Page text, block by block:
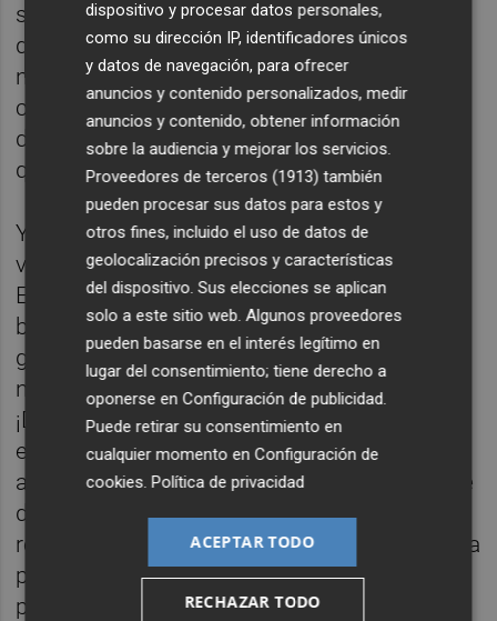
siempre, SIEMPRE te acabas llevando una
decepción. El Psoe va a psoear, es su
naturaleza. Pero no vamos a dejar que esa
certeza nos arruine unos días de magia y
diversión. Especialmente si al final resulta
que arranca la Tercera Guerra Mundial.
Y nuestra recomendación cultural, nos
vamos a otro momento histórico en el que
Estados Unidos chapoteaba en el ambiente
bélico. Aunque, en este caso, se trata de la
guerra de Vietnam. Hablamos de Per què la
nit?, de Joanjo Garcia (L'Agulla Daurada).
¡Dentro sinopsis!“El mateix dia que Cass
entra a l’adolescència, Jackie Kennedy és
assassinada a Dallas. Tot Lafuente, un poble
de l’interior de Califòrnia, està decidit a
resoldre el misteri que hi ha rere la mort de la
primera dama i entra en una espiral de
paranoia i destrucció. En aquest context, en
dispositivo y procesar datos personales,
como su dirección IP, identificadores únicos
y datos de navegación, para ofrecer
anuncios y contenido personalizados, medir
anuncios y contenido, obtener información
sobre la audiencia y mejorar los servicios.
Proveedores de terceros (1913) también
pueden procesar sus datos para estos y
otros fines, incluido el uso de datos de
geolocalización precisos y características
del dispositivo. Sus elecciones se aplican
solo a este sitio web. Algunos proveedores
pueden basarse en el interés legítimo en
lugar del consentimiento; tiene derecho a
oponerse enConfiguración de publicidad
Puede retirar su consentimiento en
cualquier momento enConfiguración de
cookies .Política de privacidad
ACEPTAR TODO
RECHAZAR TODO